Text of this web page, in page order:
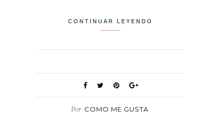
CONTINUAR LEYENDO
Por COMO ME GUSTA